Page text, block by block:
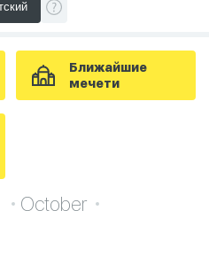
Ближайшие
мечети
October